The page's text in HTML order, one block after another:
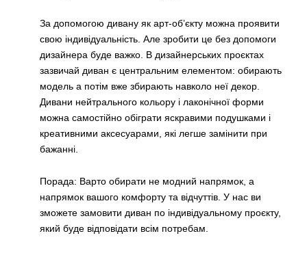
За допомогою дивану як арт-об’єкту можна проявити
свою індивідуальність. Але зробити це без допомоги
дизайнера буде важко. В дизайнерських проєктах
зазвичай диван є центральним елементом: обирають
модель а потім вже збирають навколо неї декор.
Дивани нейтрального кольору і лаконічної форми
можна самостійно обіграти яскравими подушками і
креативними аксесуарами, які легше замінити при
бажанні.
Порада: Варто обирати не модний напрямок, а
напрямок вашого комфорту та відчуттів. У нас ви
зможете замовити диван по індивідуальному проєкту,
який буде відповідати всім потребам.